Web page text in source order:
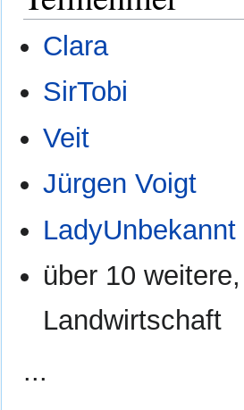
Clara
SirTobi
Veit
Jürgen Voigt
LadyUnbekannt
über 10
Landwirtschaft
...